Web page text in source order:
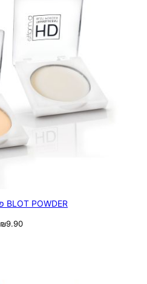
BLOT POWDER פודרה שקופה
₪9.90